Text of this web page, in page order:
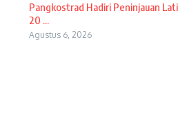
Pangkostrad Hadiri Peninjauan
20 ...
Agustus 6, 2026